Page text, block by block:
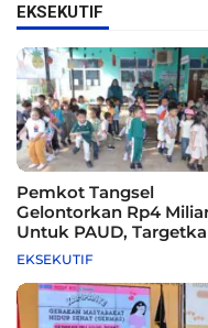
EKSEKUTIF
Pemkot Tangsel
Gelontorkan Rp4
Untuk PAUD,
115 Sekolah
EKSEKUTIF